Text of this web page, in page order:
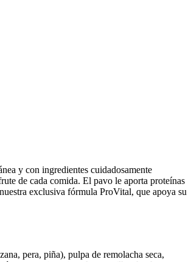
y con ingredientes cuidadosamente
de cada comida. El pavo le aporta proteínas
exclusiva fórmula ProVital, que apoya su
pera, piña), pulpa de remolacha seca,